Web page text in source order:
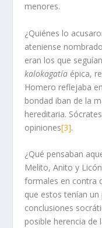
menores.
¿Quiénes lo
ateniense
eran los que
kalokagatía épica,
Homero reflejaba
bondad iban de la
hereditaria.
opiniones[3].
¿Qué pensaban
Melito, Anito y
formales en contra
que estos tenían
conclusiones
posible herencia de